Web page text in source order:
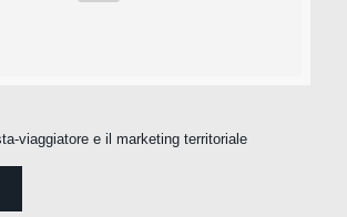
viaggiatore e il marketing territoriale